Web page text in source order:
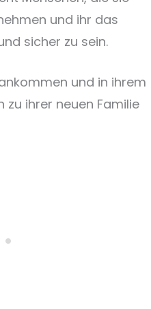
und ihr das
sicher zu sein.
und in ihrem
ihrer neuen Familie